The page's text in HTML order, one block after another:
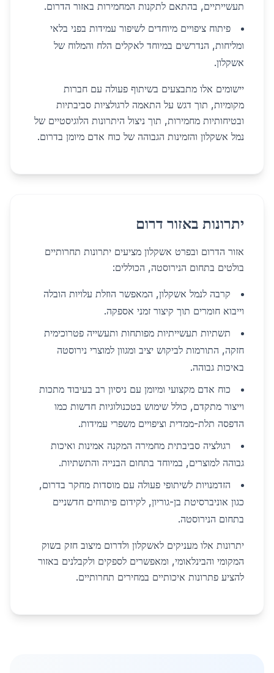
תעשייתיים, בהתאם לתקנות המחמירות באזור הדרום.
פיתוח ציפויים מיוחדים לשיפור עמידות בפני בלאי
ומליחות, הנדרשים במיוחד לאקלים הלח והמלוח של
אשקלון.
יישומים אלו מתבצעים בשיתוף פעולה עם חברות
מקומיות, תוך דגש על התאמה לרגולציות סביבתיות
ובטיחותיות מחמירות, תוך ניצול היתרונות הלוגיסטיים של
נמל אשקלון והזמינות הגבוהה של כוח אדם מיומן בדרום.
יתרונות באזור דרום
אזור הדרום ובפרט אשקלון מציעים יתרונות תחרותיים
בולטים בתחום הנירוסטה, הכוללים:
קרבה לנמל אשקלון, המאפשר הוזלת עלויות הובלה
וייבוא חומרים תוך קיצור זמני אספקה.
תשתיות תעשייתיות מפותחות ותעשייה פטרוכימית
חזקה, התורמות לביקוש יציב ומגוון למוצרי נירוסטה
באיכות גבוהה.
כוח אדם מקצועי ומיומן עם ניסיון רב בעיבוד מתכות
וייצור מתקדם, כולל שימוש בטכנולוגיות חדשות כמו
הדפסה תלת-ממדית וציפויים משפרי עמידות.
רגולציה סביבתית מחמירה המקנה אמינות ואיכות
גבוהה למוצרים, במיוחד בתחום הבנייה והתשתיות.
הזדמנויות לשיתופי פעולה עם מוסדות מחקר בדרום,
כגון אוניברסיטת בן-גוריון, לקידום פיתוחים חדשניים
בתחום הנירוסטה.
יתרונות אלו מעניקים לאשקלון ולדרום מיצוב חזק בשוק
המקומי והבינלאומי, ומאפשרים לספקים ולקבלנים באזור
להציע פתרונות איכותיים במחירים תחרותיים.